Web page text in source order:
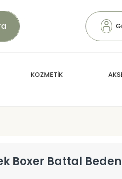
KOZMETİK
Boxer Battal Beden